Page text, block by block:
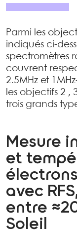
Parmi les
indiqués ci-
spectromètres
couvrent
2.5MHz et
les objectifs 2 ,
trois grands
Mesure
et
avec
entre
Soleil